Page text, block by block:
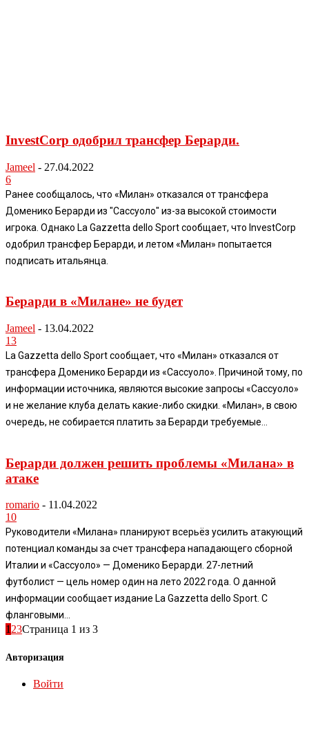
InvestCorp одобрил трансфер Берарди.
Jameel - 27.04.2022
6
Ранее сообщалось, что «Милан» отказался от трансфера
Доменико Берарди из "Сассуоло" из-за высокой стоимости
игрока. Однако La Gazzetta dello Sport сообщает, что InvestCorp
одобрил трансфер Берарди, и летом «Милан» попытается
подписать итальянца.
Берарди в «Милане» не будет
Jameel - 13.04.2022
13
La Gazzetta dello Sport сообщает, что «Милан» отказался от
трансфера Доменико Берарди из «Сассуоло». Причиной тому, по
информации источника, являются высокие запросы «Сассуоло»
и не желание клуба делать какие-либо скидки. «Милан», в свою
очередь, не собирается платить за Берарди требуемые...
Берарди должен решить проблемы «Милана» в
атаке
romario - 11.04.2022
10
Руководители «Милана» планируют всерьёз усилить атакующий
потенциал команды за счет трансфера нападающего сборной
Италии и «Сассуоло» — Доменико Берарди. 27-летний
футболист — цель номер один на лето 2022 года. О данной
информации сообщает издание La Gazzetta dello Sport. С
фланговыми...
123Страница 1 из 3
Авторизация
Войти